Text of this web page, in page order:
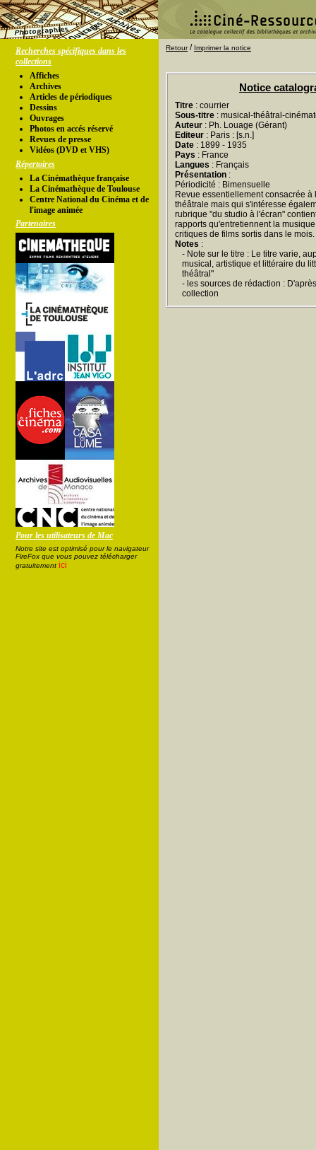
Recherches spécifiques dans les
collections
Affiches
Archives
Articles de périodiques
Dessins
Ouvrages
Photos en accés réservé
Revues de presse
Vidéos (DVD et VHS)
Répertoires
La Cinémathèque française
La Cinémathèque de Toulouse
Centre National du Cinéma et de
l'image animée
Partenaires
Pour les utilisateurs de Mac
Notre site est optimisé pour le navigateur
FireFox que vous pouvez télécharger
gratuitement ici
Retour/ Imprimer la notice
Notice
Titre : courrier
Sous-titre : musical-théâtral-
Auteur : Ph. Louage (Gérant)
Editeur : Paris : [s.n.]
Date : 1899 - 1935
Pays : France
Langues : Français
Présentation :
Périodicité : Bimensuelle
Revue essentiellement consacrée à
théâtrale mais qui s'intéresse
rubrique "du studio à l'écran"
rapports qu'entretiennent la
critiques de films sortis dans le mois.
Notes :
- Note sur le titre : Le titre varie,
musical, artistique et littéraire du
théâtral"
- les sources de rédaction :
collection